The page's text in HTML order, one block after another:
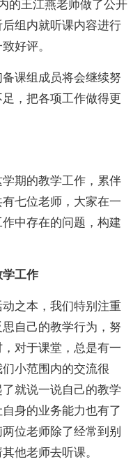
的王江燕老师做了公开
组内就听课内容进行
好评。
课组成员将会继续努
，把各项工作做得更
期的教学工作，累伴
七位老师，大家在一
中存在的问题，构建
工作
之本，我们特别注重
自己的教学行为，努
对于课堂，总是有一
小范围内的交流很
就说一说自己的教学
身的业务能力也有了
位老师除了经常到别
他老师去听课。